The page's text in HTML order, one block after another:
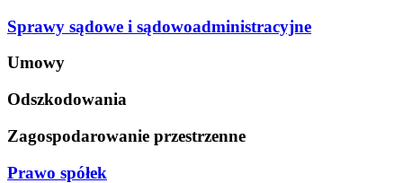
Sprawy sądowe i sądowoadministracyjne
Umowy
Odszkodowania
Zagospodarowanie przestrzenne
Prawo spółek